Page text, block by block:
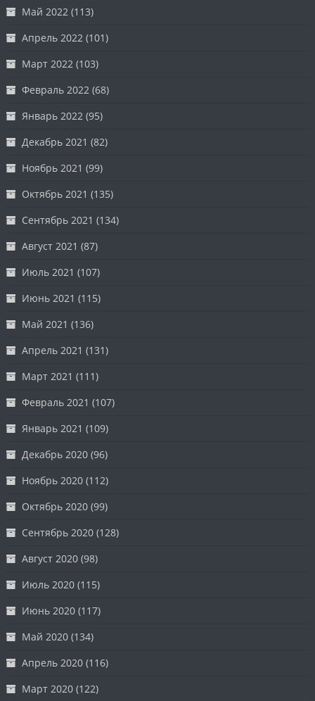
Май 2022 (113)
Апрель 2022 (101)
Март 2022 (103)
Февраль 2022 (68)
Январь 2022 (95)
Декабрь 2021 (82)
Ноябрь 2021 (99)
Октябрь 2021 (135)
Сентябрь 2021 (134)
Август 2021 (87)
Июль 2021 (107)
Июнь 2021 (115)
Май 2021 (136)
Апрель 2021 (131)
Март 2021 (111)
Февраль 2021 (107)
Январь 2021 (109)
Декабрь 2020 (96)
Ноябрь 2020 (112)
Октябрь 2020 (99)
Сентябрь 2020 (128)
Август 2020 (98)
Июль 2020 (115)
Июнь 2020 (117)
Май 2020 (134)
Апрель 2020 (116)
Март 2020 (122)